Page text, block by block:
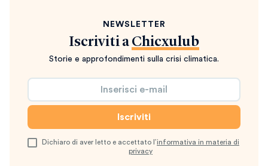
NEWSLETTER
Iscriviti a Chicxulub
Storie e approfondimenti sulla crisi climatica.
Dichiaro di aver letto e accettato l’informativa in materia di
privacy